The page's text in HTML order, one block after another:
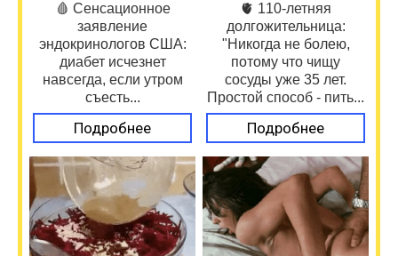
🩸 Сенсационное
заявление
эндокринологов США:
диабет исчезнет
навсегда, если утром
съесть...
Подробнее
🫀 110-летняя
долгожительница:
"Никогда не болею,
потому что чищу
сосуды уже 35 лет.
Простой способ - пить...
Подробнее